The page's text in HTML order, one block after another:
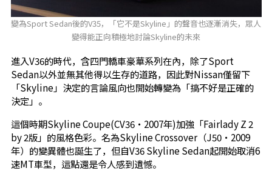
變為Sport Sedan後的V35，「它不是Skyline」的聲音也逐漸消失，眾人
變得能正向積極地討論Skyline的未來
進入V36的時代，含四門轎車豪華系列在內，除了Sport
Sedan以外並無其他得以生存的道路，因此對Nissan僅留下
「Skyline」決定的言論風向也開始轉變為「搞不好是正確的
決定」。
這個時期Skyline Coupe(CV36・2007年)加強「Fairlady Z 2
by 2版」的風格色彩。名為Skyline Crossover（J50・2009
年）的變異體也誕生了，但自V36 Skyline Sedan起開始取消6
速MT車型，這點還是令人感到遺憾。